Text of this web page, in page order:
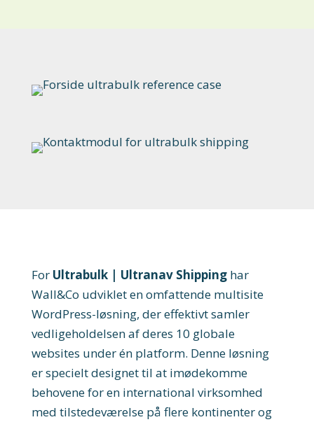
For Ultrabulk | Ultranav Shippinghar
Wall&Co udviklet en omfattende multisite
WordPress-løsning, der effektivt samler
vedligeholdelsen af deres 10 globale
websites under én platform. Denne løsning
er specielt designet til at imødekomme
behovene for en international virksomhed
med tilstedeværelse på flere kontinenter og